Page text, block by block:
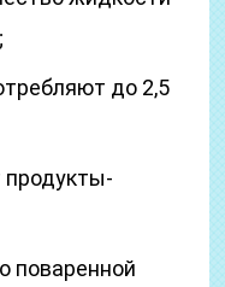
до 2,5
продукты-
поваренной